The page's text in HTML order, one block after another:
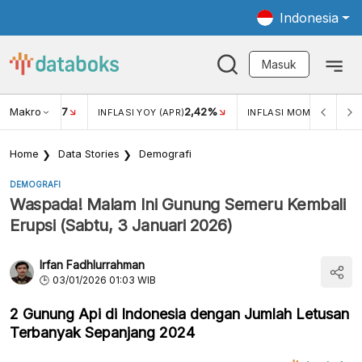
Indonesia
Masuk
Makro
USD/IDR 17 INFLASI YOY (APR)2,42% INFLASI MOM (MAR)
Home Data Stories Demografi
DEMOGRAFI
Waspada! Malam Ini Gunung Semeru Kembali
Erupsi (Sabtu, 3 Januari 2026)
Irfan Fadhlurrahman
03/01/2026 01:03 WIB
2 Gunung Api di Indonesia dengan Jumlah Letusan
Terbanyak Sepanjang 2024